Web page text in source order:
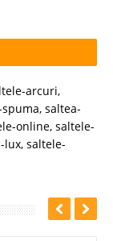
arcuri,
, saltea-
online, saltele-
lux, saltele-